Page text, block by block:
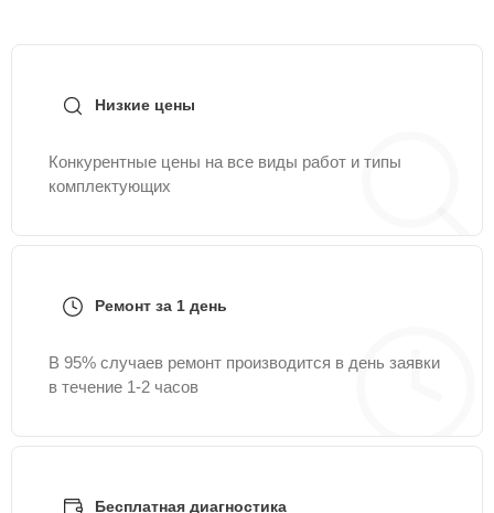
Низкие цены
Конкурентные цены на все виды работ и типы
комплектующих
Ремонт за 1 день
В 95% случаев ремонт производится в день заявки
в течение 1-2 часов
Бесплатная диагностика